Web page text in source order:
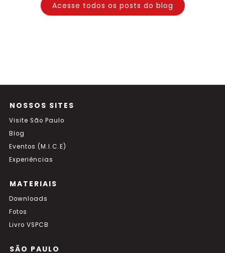
Acesse todos os posts do blog
NOSSOS SITES
Visite São Paulo
Blog
Eventos (M.I.C.E)
Experiências
MATERIAIS
Downloads
Fotos
Livro VSPCB
SÃO PAULO